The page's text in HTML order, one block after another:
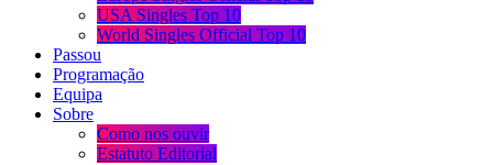
USA Singles Top 10
World Singles Official Top 10
Passou
Programação
Equipa
Sobre
Como nos ouvir
Estatuto Editorial